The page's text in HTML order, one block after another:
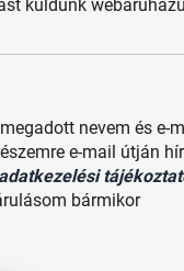
küldünk
nevem és e-
e-mail útján
adatkezelési
bármikor